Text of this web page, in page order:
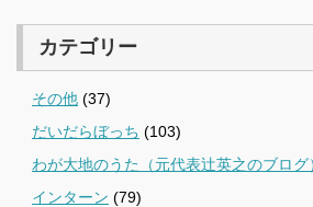
カテゴリー
その他 (37)
だいだらぼっち (103)
わが大地のうた（元代表辻英之のブログ
インターン (79)